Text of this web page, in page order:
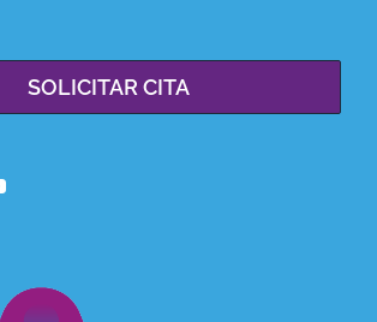
SOLICITAR CITA